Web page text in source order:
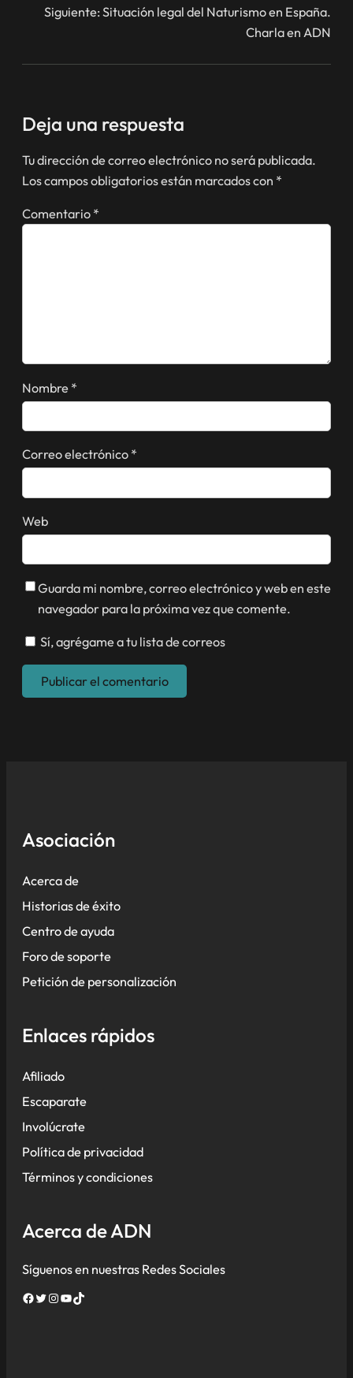
Siguiente: Situación legal del Naturismo en España.
Charla en ADN
Deja una respuesta
Tu dirección de correo electrónico no será publicada.
Los campos obligatorios están marcados con *
Comentario *
Nombre *
Correo electrónico *
Web
Guarda mi nombre, correo electrónico y web en este
navegador para la próxima vez que comente.
Sí, agrégame a tu lista de correos
Asociación
Acerca de
Historias de éxito
Centro de ayuda
Foro de soporte
Petición de personalización
Enlaces rápidos
Afiliado
Escaparate
Involúcrate
Política de privacidad
Términos y condiciones
Acerca de ADN
Síguenos en nuestras Redes Sociales
Facebook
Twitter
Instagram
YouTube
TikTok